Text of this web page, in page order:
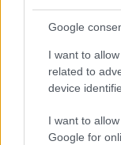
Google
I want to
related to
device
I want to
Google for
Ο ίδιος
πολιτικούς: «
να έρθουν